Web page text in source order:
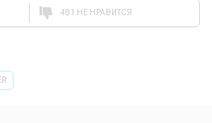
481 НЕ НРАВИТСЯ